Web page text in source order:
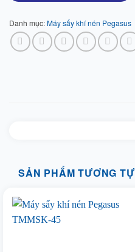
Danh mục:Máy sấy khí nén Pegasus
SẢN PHẨM TƯƠNG TỰ